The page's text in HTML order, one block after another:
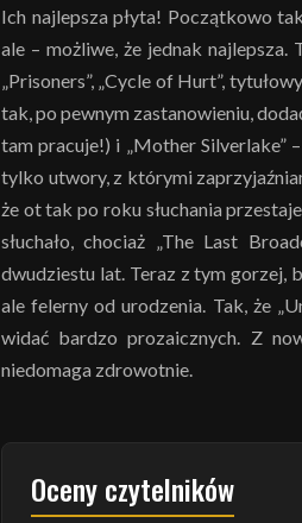
Ich najlepsza płyta! Początkowo
ale – możliwe, że jednak
„Prisoners”, „Cycle of Hurt”,
tak, po pewnym zastanowieniu,
tam pracuje!) i „Mother Silverlake”
tylko utwory, z którymi
że ot tak po roku słuchania
słuchało, chociaż „The Last
dwudziestu lat. Teraz z tym gorzej,
ale felerny od urodzenia. Tak, że
widać bardzo prozaicznych. Z
niedomaga zdrowotnie.
Oceny czytelników